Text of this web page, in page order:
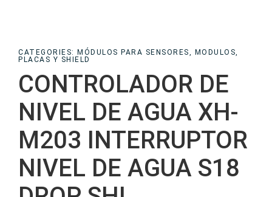
CATEGORIES: MÓDULOS PARA SENSORES,
MODULOS,
PLACAS Y SHIELD
CONTROLADOR DE
NIVEL DE AGUA XH-
M203 INTERRUPTOR
NIVEL DE AGUA S18